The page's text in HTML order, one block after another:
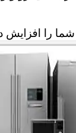
را افزایش